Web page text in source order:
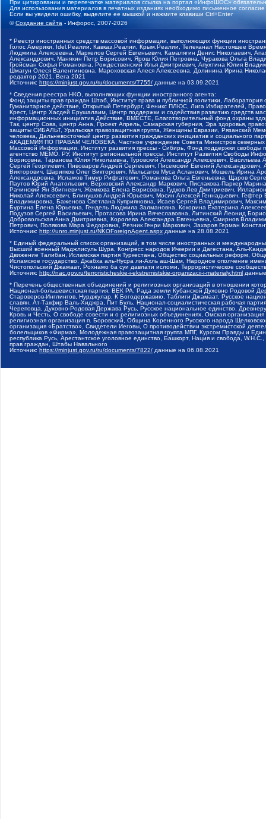
При цитировании и перепечатке материалов ссылка на портал «ИнфоШОС»
Для использования материалов в печатных изданиях необходимо письменное
Если вы увидели ошибку, выделите ее мышкой и нажмите клавиши Ctrl+Enter
©Создание сайта - Инфорос, 2007-2026
* Реестр иностранных средств массовой информации, выполняющих функции
Голос Америки, Idel.Реалии, Кавказ.Реалии, Крым.Реалии, Телеканал Настоящее
Людмила Алексеевна, Маркелов Сергей Евгеньевич, Камалягин Денис Николаевич,
Александрович, Маняхин Петр Борисович, Ярош Юлия Петровна, Чуракова Ольга
Гройсман Софья Романовна, Рождественский Илья Дмитриевич, Апухтина Юлия
Шмагун Олеся Валентиновна, Мароховская Алеся Алексеевна, Долинина Ирина
редактор 2021, Вега 2021
Источник: https://minjust.gov.ru/ru/documents/7755/ данные на 03.09.2021
* Сведения реестра НКО, выполняющих функции иностранного агента:
Фонд защиты прав граждан Штаб, Институт права и публичной политики,
Гуманитарное действие, Открытый Петербург, Феникс ПЛЮС, Лига Избирателей,
Крест, Центр Хасдей Ерушалаим, Центр поддержки и содействия развитию средств
информационных инициатив Действие, ВМЕСТЕ, Благотворительный фонд охраны
Так, центр Сова, центр Анна, Проект Апрель, Самарская губерния, Эра здоровья,
защиты СИБАЛЬТ, Уральская правозащитная группа, Женщины Евразии, Рязанский
человека, Дальневосточный центр развития гражданских инициатив и социального
АКАДЕМИЯ ПО ПРАВАМ ЧЕЛОВЕКА, Частное учреждение Совета Министров северных
Массовой Информации, Институт развития прессы - Сибирь, Фонд поддержки
агентство МЕМО. РУ, Институт региональной прессы, Институт Развития Свободы
Борисовна, Таранова Юлия Николаевна, Туровский Александр Алексеевич,
Сергей Георгиевич, Пивоваров Андрей Сергеевич, Писемский Евгений
Викторович, Шарипков Олег Викторович, Мальсагов Муса Асланович, Мошель Ирина
Александровна, Исламов Тимур Рифгатович, Романова Ольга Евгеньевна, Щаров
Паутов Юрий Анатольевич, Верховский Александр Маркович, Пислакова-Паркер
Рачинский Ян Збигневич, Жемкова Елена Борисовна, Гудков Лев Дмитриевич,
Николай Алексеевич, Блинушов Андрей Юрьевич, Мосин Алексей Геннадьевич,
Владимировна, Баженова Светлана Куприяновна, Исаев Сергей Владимирович,
Буртина Елена Юрьевна, Гендель Людмила Залмановна, Кокорина Екатерина
Подузов Сергей Васильевич, Протасова Ирина Вячеславовна, Литинский Леонид
Добровольская Анна Дмитриевна, Королева Александра Евгеньевна, Смирнов
Петрович, Полякова Мара Федоровна, Резник Генри Маркович, Захаров Герман
Источник: http://unro.minjust.ru/NKOForeignAgent.aspx данные на 28.08.2021
* Единый федеральный список организаций, в том числе иностранных и
Высший военный Маджлисуль Шура, Конгресс народов Ичкерии и Дагестана, Аль-
Движение Талибан, Исламская партия Туркестана, Общество социальных реформ,
Исламское государство, Джабха аль-Нусра ли-Ахль аш-Шам, Народное ополчение
Чистопольский Джамаат, Рохнамо ба суи давлати исломи, Террористическое
Источник: http://nac.gov.ru/terroristicheskie-i-ekstremistskie-organizacii-i-materialy.html
* Перечень общественных объединений и религиозных организаций в отношении
Национал-большевистская партия, ВЕК РА, Рада земли Кубанской Духовно Родовой
Староверов-Инглингов, Нурджулар, К Богодержавию, Таблиги Джамаат, Русское
славян, Ат-Такфир Валь-Хиджра, Пит Буль, Национал-социалистическая рабочая
Череповца, Духовно-Родовая Держава Русь, Русское национальное единство,
Кровь и Честь, О свободе совести и о религиозных объединениях, Омская
религиозная организация п. Боровский, Община Коренного Русского народа
организация «Братство», Свидетели Иеговы, О противодействии экстремистской
болельщиков «Фирма», Молодежная правозащитная группа МПГ, Курсом Правды и
республика Русь, Арестантское уголовное единство, Башкорт, Нация и свобода,
прав граждан, Штабы Навального
Источник: https://minjust.gov.ru/ru/documents/7822/ данные на 06.08.2021